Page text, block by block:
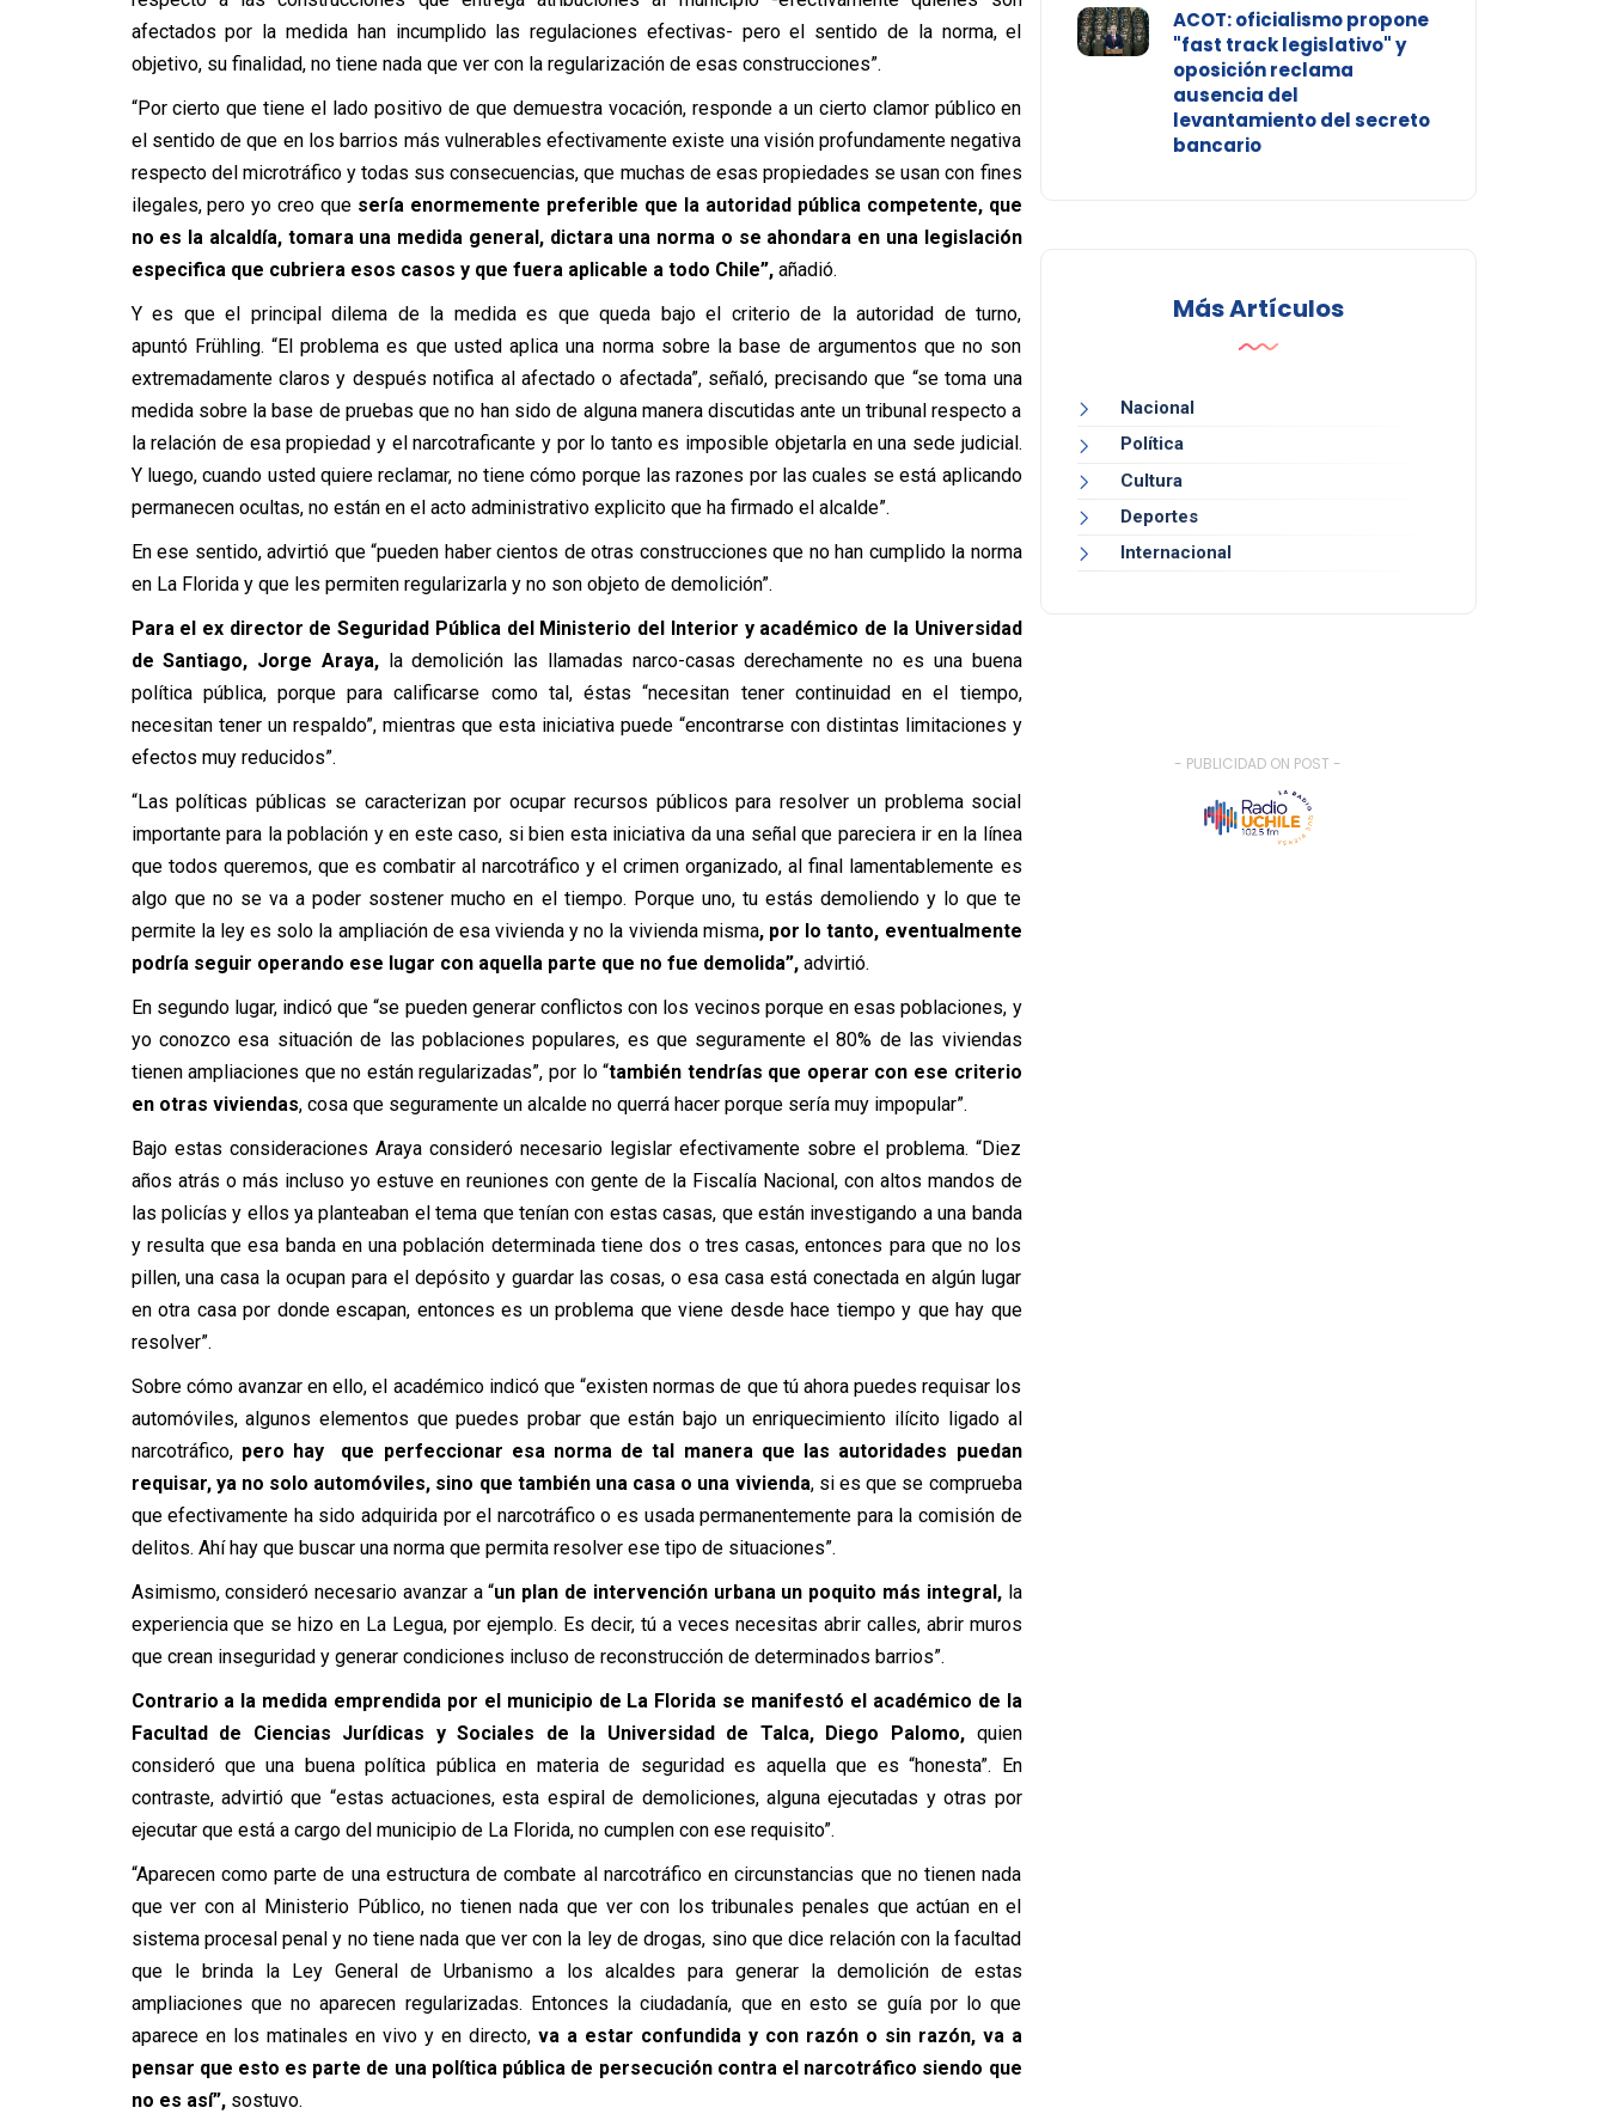
afectados por la medida han incumplido las regulaciones efectivas- pero el sentido de la norma, el
objetivo, su finalidad, no tiene nada que ver con la regularización de esas construcciones”.
“Por cierto que tiene el lado positivo de que demuestra vocación, responde a un cierto clamor público en
el sentido de que en los barrios más vulnerables efectivamente existe una visión profundamente negativa
respecto del microtráfico y todas sus consecuencias, que muchas de esas propiedades se usan con fines
ilegales, pero yo creo que sería enormemente preferible que la autoridad pública competente, que
no es la alcaldía, tomara una medida general, dictara una norma o se ahondara en una legislación
especifica que cubriera esos casos y que fuera aplicable a todo Chile”,añadió.
Y es que el principal dilema de la medida es que queda bajo el criterio de la autoridad de turno,
apuntó Frühling. “El problema es que usted aplica una norma sobre la base de argumentos que no son
extremadamente claros y después notifica al afectado o afectada”, señaló, precisando que “se toma una
medida sobre la base de pruebas que no han sido de alguna manera discutidas ante un tribunal respecto a
la relación de esa propiedad y el narcotraficante y por lo tanto es imposible objetarla en una sede judicial.
Y luego, cuando usted quiere reclamar, no tiene cómo porque las razones por las cuales se está aplicando
permanecen ocultas, no están en el acto administrativo explicito que ha firmado el alcalde”.
En ese sentido, advirtió que “pueden haber cientos de otras construcciones que no han cumplido la norma
en La Florida y que les permiten regularizarla y no son objeto de demolición”.
Para el ex director de Seguridad Pública del Ministerio del Interior y académico de la Universidad
de Santiago, Jorge Araya, la demolición las llamadas narco-casas derechamente no es una buena
política pública, porque para calificarse como tal, éstas “necesitan tener continuidad en el tiempo,
necesitan tener un respaldo”, mientras que esta iniciativa puede “encontrarse con distintas limitaciones y
efectos muy reducidos”.
“Las políticas públicas se caracterizan por ocupar recursos públicos para resolver un problema social
importante para la población y en este caso, si bien esta iniciativa da una señal que pareciera ir en la línea
que todos queremos, que es combatir al narcotráfico y el crimen organizado, al final lamentablemente es
algo que no se va a poder sostener mucho en el tiempo. Porque uno, tu estás demoliendo y lo que te
permite la ley es solo la ampliación de esa vivienda y no la vivienda misma, por lo tanto, eventualmente
podría seguir operando ese lugar con aquella parte que no fue demolida”, advirtió.
En segundo lugar, indicó que “se pueden generar conflictos con los vecinos porque en esas poblaciones, y
yo conozco esa situación de las poblaciones populares, es que seguramente el 80% de las viviendas
tienen ampliaciones que no están regularizadas”, por lo “también tendrías que operar con ese criterio
en otras viviendas, cosa que seguramente un alcalde no querrá hacer porque sería muy impopular”.
Bajo estas consideraciones Araya consideró necesario legislar efectivamente sobre el problema. “Diez
años atrás o más incluso yo estuve en reuniones con gente de la Fiscalía Nacional, con altos mandos de
las policías y ellos ya planteaban el tema que tenían con estas casas, que están investigando a una banda
y resulta que esa banda en una población determinada tiene dos o tres casas, entonces para que no los
pillen, una casa la ocupan para el depósito y guardar las cosas, o esa casa está conectada en algún lugar
en otra casa por donde escapan, entonces es un problema que viene desde hace tiempo y que hay que
resolver”.
Sobre cómo avanzar en ello, el académico indicó que “existen normas de que tú ahora puedes requisar los
automóviles, algunos elementos que puedes probar que están bajo un enriquecimiento ilícito ligado al
narcotráfico, pero hay que perfeccionar esa norma de tal manera que las autoridades puedan
requisar, ya no solo automóviles, sino que también una casa o una vivienda, si es que se comprueba
que efectivamente ha sido adquirida por el narcotráfico o es usada permanentemente para la comisión de
delitos. Ahí hay que buscar una norma que permita resolver ese tipo de situaciones”.
Asimismo, consideró necesario avanzar a “un plan de intervención urbana un poquito más integral,la
experiencia que se hizo en La Legua, por ejemplo. Es decir, tú a veces necesitas abrir calles, abrir muros
que crean inseguridad y generar condiciones incluso de reconstrucción de determinados barrios”.
Contrario a la medida emprendida por el municipio de La Florida se manifestó el académico de la
Facultad de Ciencias Jurídicas y Sociales de la Universidad de Talca, Diego Palomo,quien
consideró que una buena política pública en materia de seguridad es aquella que es “honesta”. En
contraste, advirtió que “estas actuaciones, esta espiral de demoliciones, alguna ejecutadas y otras por
ejecutar que está a cargo del municipio de La Florida, no cumplen con ese requisito”.
“Aparecen como parte de una estructura de combate al narcotráfico en circunstancias que no tienen nada
que ver con al Ministerio Público, no tienen nada que ver con los tribunales penales que actúan en el
sistema procesal penal y no tiene nada que ver con la ley de drogas, sino que dice relación con la facultad
que le brinda la Ley General de Urbanismo a los alcaldes para generar la demolición de estas
ampliaciones que no aparecen regularizadas. Entonces la ciudadanía, que en esto se guía por lo que
aparece en los matinales en vivo y en directo, va a estar confundida y con razón o sin razón, va a
pensar que esto es parte de una política pública de persecución contra el narcotráfico siendo que
no es así”, sostuvo.
ACOT: oficialismo propone
"fast track legislativo" y
oposición reclama
ausencia del
levantamiento del secreto
bancario
Más Artículos
Nacional
Política
Cultura
Deportes
Internacional
- PUBLICIDAD ON POST -